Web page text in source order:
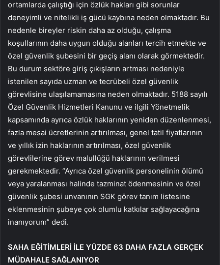
ortamlarda çalıştığı için özlük hakları gibi sorunlar
deneyimli ve nitelikli iş gücü kaybına neden olmaktadır. Bu
nedenle bireyler riskin daha az olduğu, çalışma
koşullarının daha uygun olduğu alanları tercih etmekte ve
özel güvenlik şubesini bir geçiş alanı olarak görmektedir.
Bu durum sektöre giriş çıkışların artması nedeniyle
istenilen sayıda uzman ve tecrübeli özel güvenlik
görevlisine ulaşılamamasına neden olmaktadır. 5188 sayılı
Özel Güvenlik Hizmetleri Kanunu ve ilgili Yönetmelik
kapsamında ayrıca özlük haklarının yeniden düzenlenmesi,
fazla mesai ücretlerinin artırılması, genel tatil fiyatlarının
ve yıllık izin haklarının artırılması, özel güvenlik
görevlilerine görev malullüğü haklarının verilmesi
gerekmektedir. “Ayrıca özel güvenlik personelinin ölümü
veya yaralanması halinde tazminat ödenmesinin ve özel
güvenlik şubesi unvanının SGK görev tanım listesine
eklenmesinin şubeye çok olumlu katkılar sağlayacağına
inanıyorum” dedi.
SAHA EĞİTİMLERİ İLE YÜZDE 63 DAHA FAZLA GERÇEK
MÜDAHALE SAĞLANIYOR